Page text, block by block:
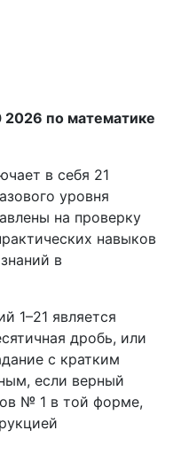
2026 по математике
в себя 21
уровня
на проверку
навыков
в
1–21 является
дробь, или
с кратким
если верный
№ 1 в той форме,